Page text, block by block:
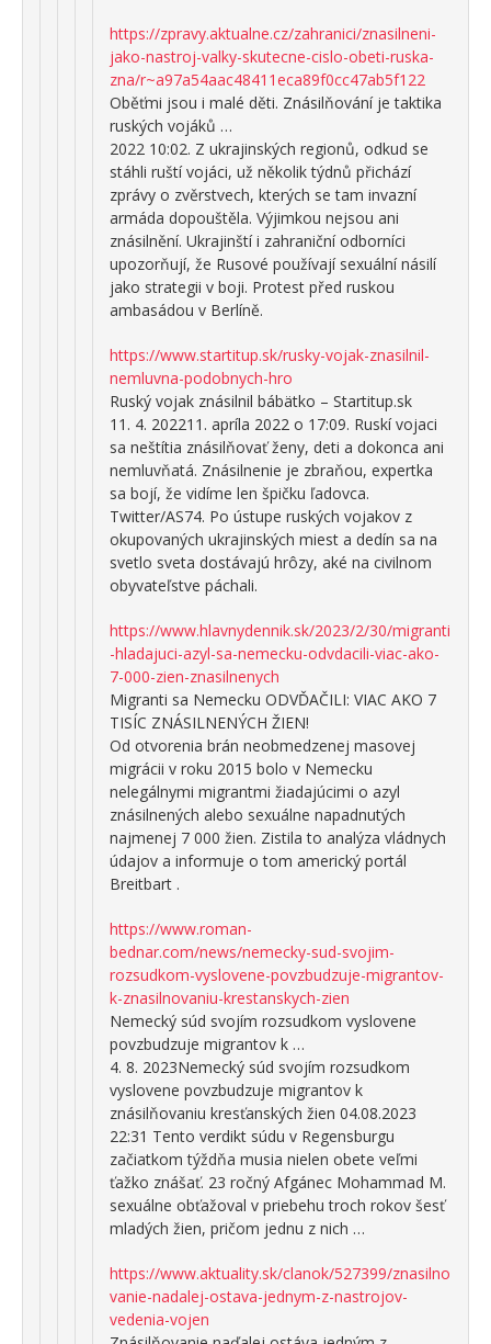
https://zpravy.aktualne.cz/zahranici/znasilneni-
jako-nastroj-valky-skutecne-cislo-obeti-ruska-
zna/r~a97a54aac48411eca89f0cc47ab5f122
Oběťmi jsou i malé děti. Znásilňování je taktika
ruských vojáků …
2022 10:02. Z ukrajinských regionů, odkud se
stáhli ruští vojáci, už několik týdnů přichází
zprávy o zvěrstvech, kterých se tam invazní
armáda dopouštěla. Výjimkou nejsou ani
znásilnění. Ukrajinští i zahraniční odborníci
upozorňují, že Rusové používají sexuální násilí
jako strategii v boji. Protest před ruskou
ambasádou v Berlíně.
https://www.startitup.sk/rusky-vojak-znasilnil-
nemluvna-podobnych-hro
Ruský vojak znásilnil bábätko – Startitup.sk
11. 4. 202211. apríla 2022 o 17:09. Ruskí vojaci
sa neštítia znásilňovať ženy, deti a dokonca ani
nemluvňatá. Znásilnenie je zbraňou, expertka
sa bojí, že vidíme len špičku ľadovca.
Twitter/AS74. Po ústupe ruských vojakov z
okupovaných ukrajinských miest a dedín sa na
svetlo sveta dostávajú hrôzy, aké na civilnom
obyvateľstve páchali.
https://www.hlavnydennik.sk/2023/2/30/migranti
-hladajuci-azyl-sa-nemecku-odvdacili-viac-ako-
7-000-zien-znasilnenych
Migranti sa Nemecku ODVĎAČILI: VIAC AKO 7
TISÍC ZNÁSILNENÝCH ŽIEN!
Od otvorenia brán neobmedzenej masovej
migrácii v roku 2015 bolo v Nemecku
nelegálnymi migrantmi žiadajúcimi o azyl
znásilnených alebo sexuálne napadnutých
najmenej 7 000 žien. Zistila to analýza vládnych
údajov a informuje o tom americký portál
Breitbart .
https://www.roman-
bednar.com/news/nemecky-sud-svojim-
rozsudkom-vyslovene-povzbudzuje-migrantov-
k-znasilnovaniu-krestanskych-zien
Nemecký súd svojím rozsudkom vyslovene
povzbudzuje migrantov k …
4. 8. 2023Nemecký súd svojím rozsudkom
vyslovene povzbudzuje migrantov k
znásilňovaniu kresťanských žien 04.08.2023
22:31 Tento verdikt súdu v Regensburgu
začiatkom týždňa musia nielen obete veľmi
ťažko znášať. 23 ročný Afgánec Mohammad M.
sexuálne obťažoval v priebehu troch rokov šesť
mladých žien, pričom jednu z nich …
https://www.aktuality.sk/clanok/527399/znasilno
vanie-nadalej-ostava-jednym-z-nastrojov-
vedenia-vojen